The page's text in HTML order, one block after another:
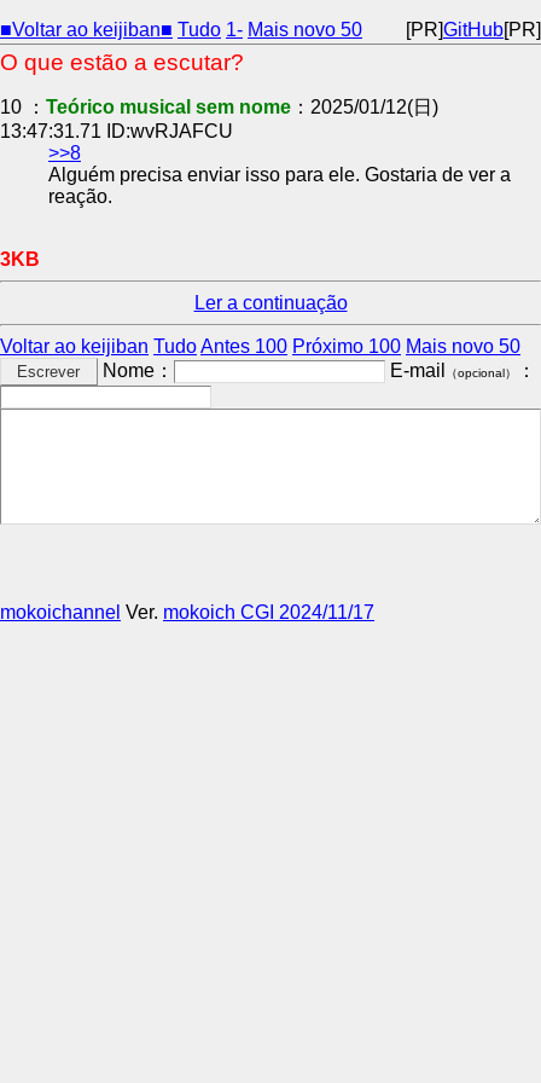
■Voltar ao keijiban■ Tudo 1- Mais novo 50 [PR]GitHub[PR]
O que estão a escutar?
10 ： Teórico musical sem nome ：2025/01/12(日)
13:47:31.71 ID:wvRJAFCU
>>8
Alguém precisa enviar isso para ele. Gostaria de ver a
reação.
3KB
Ler a continuação
Voltar ao keijiban TudoAntes 100 Próximo 100 Mais novo 50
Nome：
E-mail （opcional） ：
mokoichannel Ver. mokoich CGI 2024/11/17